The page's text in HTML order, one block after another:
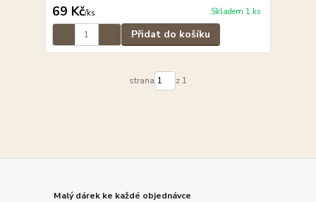
69 Kč/ks Skladem 1 ks
Přidat do košíku
strana z 1
Malý dárek ke každé objednávce